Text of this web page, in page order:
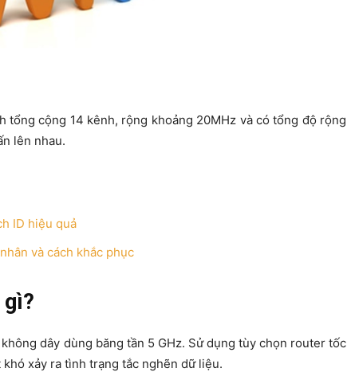
tổng cộng 14 kênh, rộng khoảng 20MHz và có tổng độ rộng
lên nhau.
ID hiệu quả
và cách khắc phục
gì?
dây dùng băng tần 5 GHz. Sử dụng tùy chọn router tốc
xảy ra tình trạng tắc nghẽn dữ liệu.